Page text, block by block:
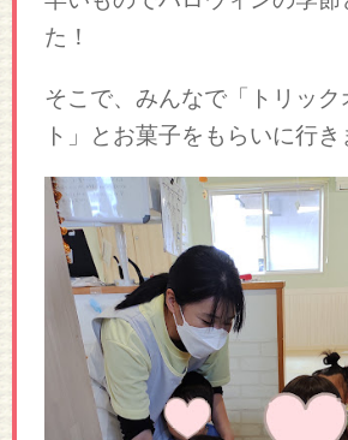
た！
そこで、みんなで「トリック
ト」とお菓子をもらいに行き